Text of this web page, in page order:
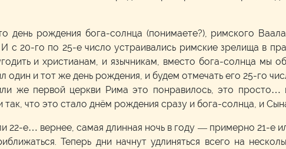
рождения бога-солнца (понимаете?), римского
20-го по 25-е число устраивались римские зрелища в
и христианам, и язычникам, вместо бога-солнца мы
и тот же день рождения, и будем отмечать его 25-го
же первой церкви Рима это понравилось, это просто…
что это стало днём рождения сразу и бога-солнца, и
22-е… вернее, самая длинная ночь в году — примерно 21-е
Теперь дни начнут удлиняться всего на